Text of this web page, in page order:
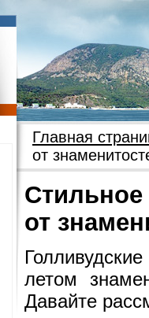
Главная
от
от
летом
Давайте